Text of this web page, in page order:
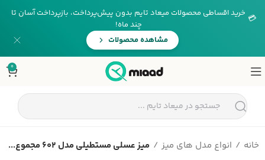
💳 خرید اقساطی محصولات میعاد تایم بدون پیش‌پرداخت، بازپرداخت آسان تا
چند ماه!
مشاهده محصولات
0
خانه انواع مدل های میز میز عسلی مستطیلی مدل 602 مجموع...